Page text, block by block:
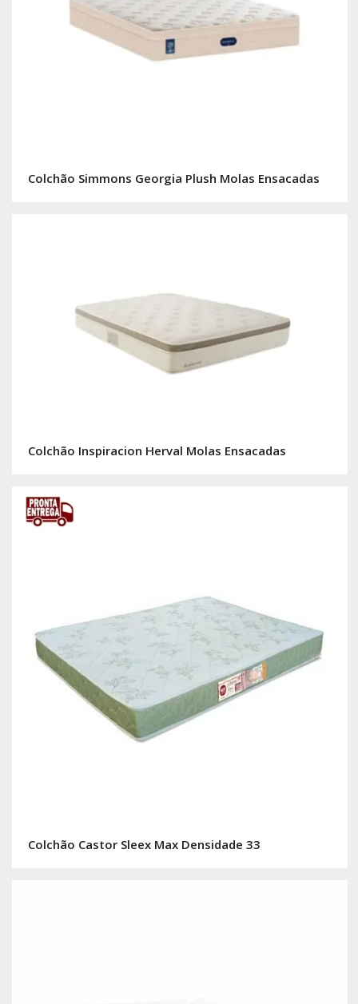
Colchão Simmons Georgia Plush Molas Ensacadas
Colchão Inspiracion Herval Molas Ensacadas
Colchão Castor Sleex Max Densidade 33